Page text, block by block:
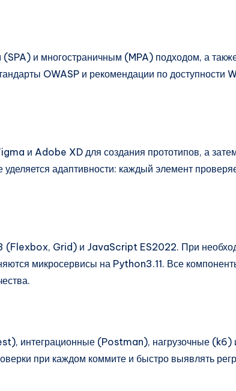
и многостраничным (MPA) подходом, а
OWASP и рекомендации по доступности
и Adobe XD для создания прототипов, а
адаптивности: каждый элемент
(Flexbox, Grid) и JavaScript ES2022. При
микросервисы на Python3.11. Все
интеграционные (Postman), нагрузочные (k6)
при каждом коммите и быстро выявлять